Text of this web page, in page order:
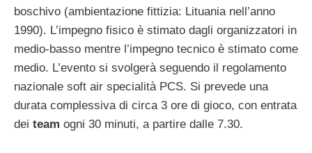
boschivo (ambientazione fittizia: Lituania nell’anno
1990). L’impegno fisico è stimato dagli organizzatori in
medio-basso mentre l’impegno tecnico è stimato come
medio. L’evento si svolgerà seguendo il regolamento
nazionale soft air specialità PCS. Si prevede una
durata complessiva di circa 3 ore di gioco, con entrata
dei team ogni 30 minuti, a partire dalle 7.30.